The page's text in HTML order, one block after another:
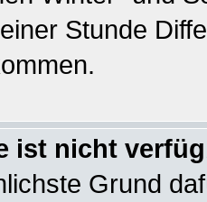
Stunde
ist nicht
Grund